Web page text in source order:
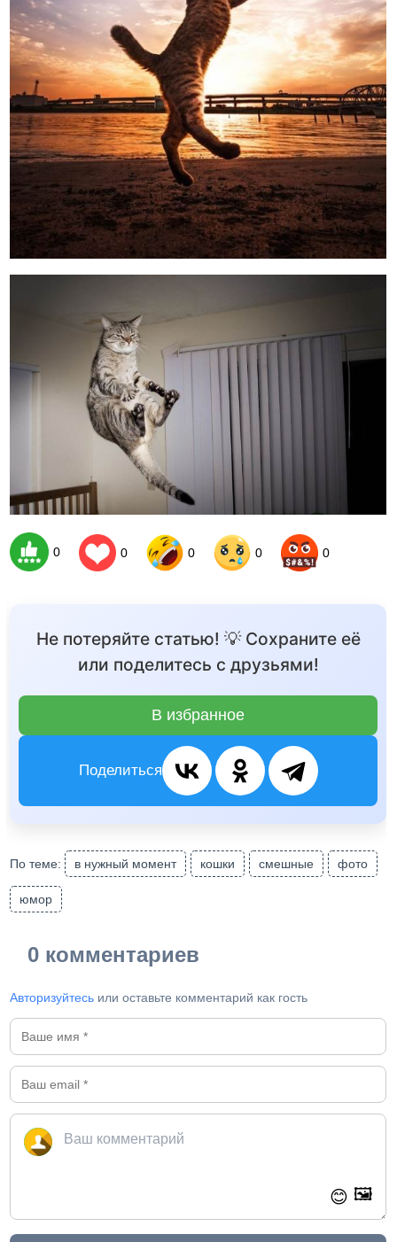
0 0 0 0 0
Не потеряйте статью! 💡 Сохраните её
или поделитесь с друзьями!
В избранное
Поделиться
По теме: в нужный момент кошки смешные фото
юмор
0 комментариев
Авторизуйтесь или оставьте комментарий как гость
😊 🖼️